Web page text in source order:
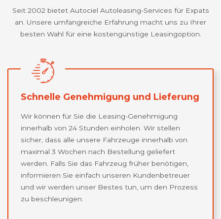
Seit 2002 bietet Autociel Autoleasing-Services für Expats
an. Unsere umfangreiche Erfahrung macht uns zu Ihrer
besten Wahl für eine kostengünstige Leasingoption.
Schnelle Genehmigung und Lieferung
Wir können für Sie die Leasing-Genehmigung
innerhalb von 24 Stunden einholen. Wir stellen
sicher, dass alle unsere Fahrzeuge innerhalb von
maximal 3 Wochen nach Bestellung geliefert
werden. Falls Sie das Fahrzeug früher benötigen,
informieren Sie einfach unseren Kundenbetreuer
und wir werden unser Bestes tun, um den Prozess
zu beschleunigen.